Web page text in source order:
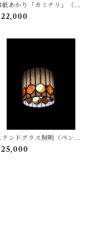
紙あかり「カミナリ」（ペ
ダントタイプ）
テンドグラス照明（ペンダ
トタイプ）